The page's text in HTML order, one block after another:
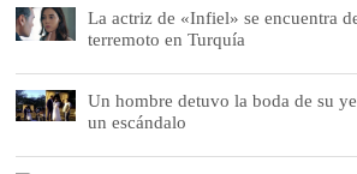
La actriz de «Infiel» se encuentra
terremoto en Turquía
Un hombre detuvo la boda de su
un escándalo